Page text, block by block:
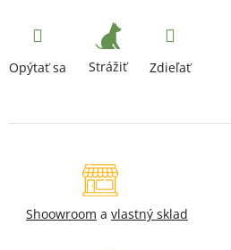
Opýtať sa Strážiť Zdieľať
Shoowroom a vlastný sklad